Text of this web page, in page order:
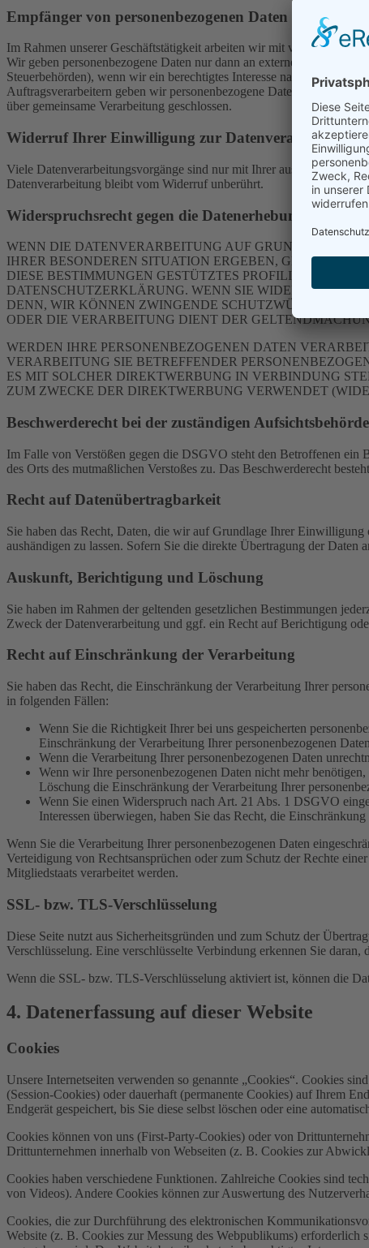
Empfänger von personenbezogenen Daten
Im Rahmen unserer Geschäftstätigkeit arbeiten wir mit
Wir geben personenbezogene Daten nur dann an externe Stellen
Steuerbehörden), wenn wir ein berechtigtes Interesse nach Art. 6
Auftragsverarbeitern geben wir personenbezogene Daten unserer
über gemeinsame Verarbeitung geschlossen.
Widerruf Ihrer Einwilligung zur Datenverarbeitung
Viele Datenverarbeitungsvorgänge sind nur mit Ihrer
Datenverarbeitung bleibt vom Widerruf unberührt.
Widerspruchsrecht gegen die Datenerhebung in
WENN DIE DATENVERARBEITUNG AUF GRUNDLAGE
IHRER BESONDEREN SITUATION ERGEBEN, GEGEN DIE
DIESE BESTIMMUNGEN GESTÜTZTES PROFILING. DIE
DATENSCHUTZERKLÄRUNG. WENN SIE WIDERSPRUCH
DENN, WIR KÖNNEN ZWINGENDE SCHUTZWÜRDIGE
ODER DIE VERARBEITUNG DIENT DER
WERDEN IHRE PERSONENBEZOGENEN DATEN
VERARBEITUNG SIE BETREFFENDER
ES MIT SOLCHER DIREKTWERBUNG IN VERBINDUNG
ZUM ZWECKE DER DIREKTWERBUNG VERWENDET
Beschwerde­recht bei der zuständigen Aufsichts­behörde
Im Falle von Verstößen gegen die DSGVO steht den Betroffenen ein
des Orts des mutmaßlichen Verstoßes zu. Das Beschwerderecht
Recht auf Daten­übertrag­barkeit
Sie haben das Recht, Daten, die wir auf Grundlage Ihrer
aushändigen zu lassen. Sofern Sie die direkte Übertragung der
Auskunft, Berichtigung und Löschung
Sie haben im Rahmen der geltenden gesetzlichen Bestimmungen
Zweck der Datenverarbeitung und ggf. ein Recht auf Berichtigung
Recht auf Einschränkung der Verarbeitung
Sie haben das Recht, die Einschränkung der Verarbeitung Ihrer
in folgenden Fällen:
Wenn Sie die Richtigkeit Ihrer bei uns gespeicherten
Einschränkung der Verarbeitung Ihrer personenbezogenen
Wenn die Verarbeitung Ihrer personenbezogenen Daten
Wenn wir Ihre personenbezogenen Daten nicht mehr
Löschung die Einschränkung der Verarbeitung Ihrer
Wenn Sie einen Widerspruch nach Art. 21 Abs. 1 DSGVO
Interessen überwiegen, haben Sie das Recht, die
Wenn Sie die Verarbeitung Ihrer personenbezogenen Daten
Verteidigung von Rechtsansprüchen oder zum Schutz der Rechte
Mitgliedstaats verarbeitet werden.
SSL- bzw. TLS-Verschlüsselung
Diese Seite nutzt aus Sicherheitsgründen und zum Schutz der
Verschlüsselung. Eine verschlüsselte Verbindung erkennen Sie
Wenn die SSL- bzw. TLS-Verschlüsselung aktiviert ist, können die
4. Datenerfassung auf dieser Website
Cookies
Unsere Internetseiten verwenden so genannte „Cookies“. Cookies
(Session-Cookies) oder dauerhaft (permanente Cookies) auf Ihrem
Endgerät gespeichert, bis Sie diese selbst löschen oder eine
Cookies können von uns (First-Party-Cookies) oder von
Drittunternehmen innerhalb von Webseiten (z. B. Cookies zur
Cookies haben verschiedene Funktionen. Zahlreiche Cookies sind
von Videos). Andere Cookies können zur Auswertung des
Cookies, die zur Durchführung des elektronischen
Website (z. B. Cookies zur Messung des Webpublikums)